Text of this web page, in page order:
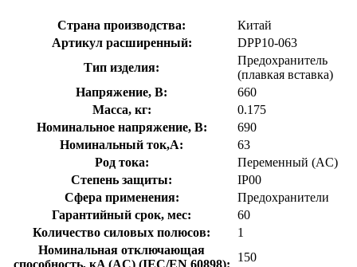
Страна производства:
Китай
Артикул расширенный:
DPP10-063
Тип изделия:
Предохранитель
(плавкая вставка)
Напряжение, В:
660
Масса, кг:
0.175
Номинальное напряжение, В:
690
Номинальный ток,А:
63
Род тока:
Переменный (AC)
Степень защиты:
IP00
Сфера применения:
Предохранители
Гарантийный срок, мес:
60
Количество силовых полюсов:
1
Номинальная отключающая
способность, кA (AC) (IEC/EN 60898):
150